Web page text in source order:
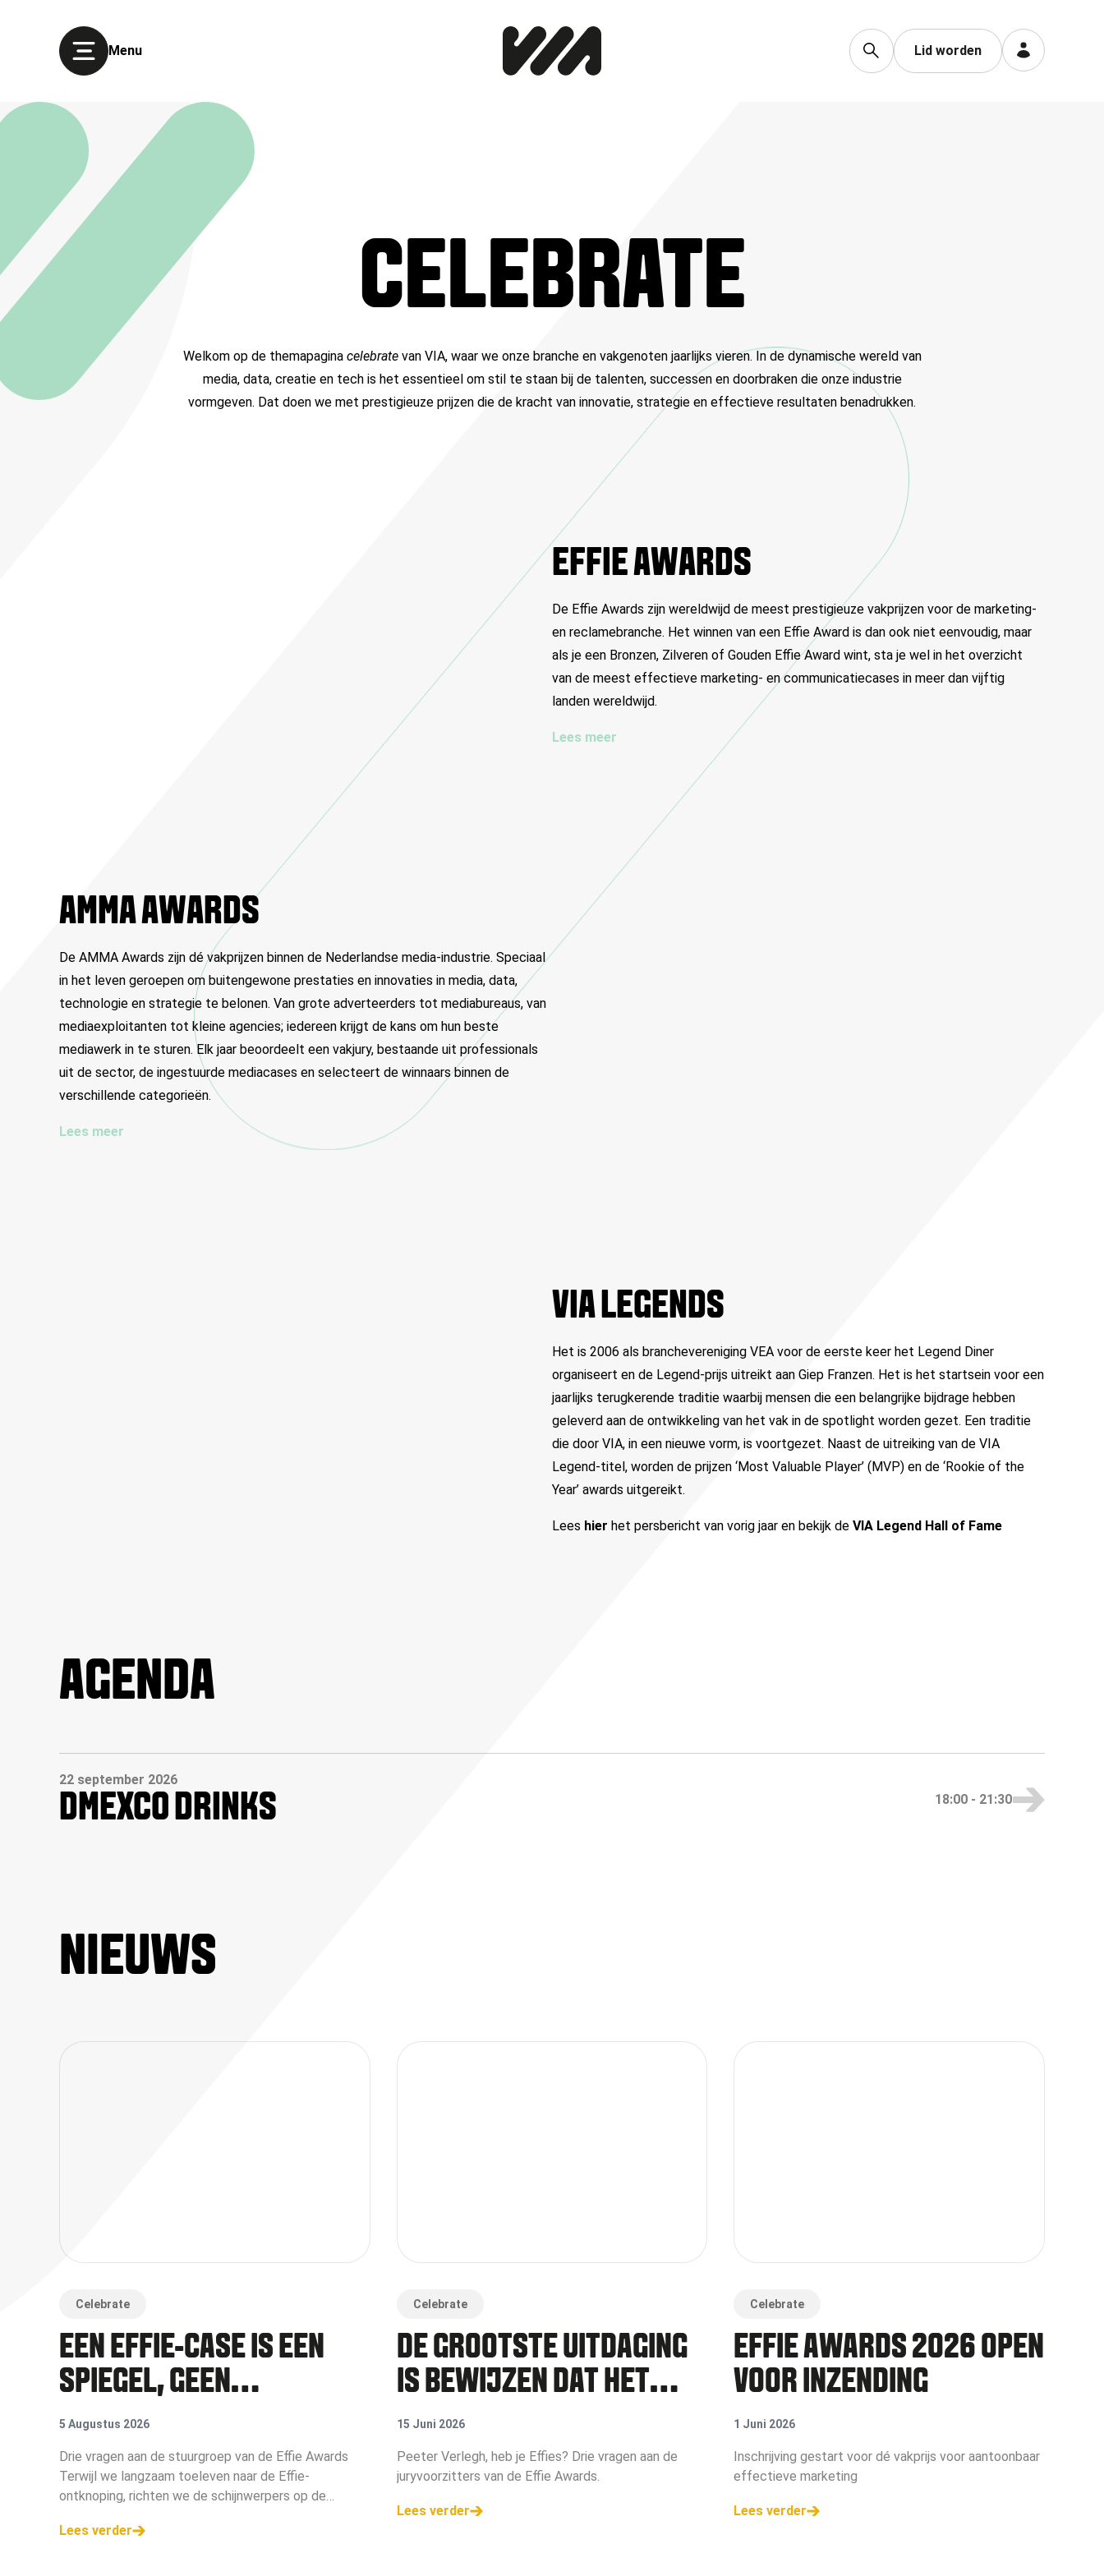
Menu Lid worden
CELEBRATE
Welkom op de themapagina celebratevan VIA, waar we onze branche en vakgenoten jaarlijks vieren. In de dynamische wereld van
media, data, creatie en tech is het essentieel om stil te staan bij de talenten, successen en doorbraken die onze industrie
vormgeven. Dat doen we met prestigieuze prijzen die de kracht van innovatie, strategie en effectieve resultaten benadrukken.
EFFIE AWARDS
De Effie Awards zijn wereldwijd de meest prestigieuze vakprijzen voor de marketing-
en reclamebranche. Het winnen van een Effie Award is dan ook niet eenvoudig, maar
als je een Bronzen, Zilveren of Gouden Effie Award wint, sta je wel in het overzicht
van de meest effectieve marketing- en communicatiecases in meer dan vijftig
landen wereldwijd.
Lees meer
AMMA AWARDS
De AMMA Awards zijn dé vakprijzen binnen de Nederlandse media-industrie. Speciaal
in het leven geroepen om buitengewone prestaties en innovaties in media, data,
technologie en strategie te belonen. Van grote adverteerders tot mediabureaus, van
mediaexploitanten tot kleine agencies; iedereen krijgt de kans om hun beste
mediawerk in te sturen. Elk jaar beoordeelt een vakjury, bestaande uit professionals
uit de sector, de ingestuurde mediacases en selecteert de winnaars binnen de
verschillende categorieën.
Lees meer
VIA LEGENDS
Het is 2006 als branchevereniging VEA voor de eerste keer het Legend Diner
organiseert en de Legend-prijs uitreikt aan Giep Franzen. Het is het startsein voor een
jaarlijks terugkerende traditie waarbij mensen die een belangrijke bijdrage hebben
geleverd aan de ontwikkeling van het vak in de spotlight worden gezet. Een traditie
die door VIA, in een nieuwe vorm, is voortgezet. Naast de uitreiking van de VIA
Legend-titel, worden de prijzen ‘Most Valuable Player’ (MVP) en de ‘Rookie of the
Year’ awards uitgereikt.
Lees hier het persbericht van vorig jaar en bekijk de VIA Legend Hall of Fame
AGENDA
22 september 2026
DMEXCO DRINKS 18:00 - 21:30
NIEUWS
Celebrate
EEN EFFIE-CASE IS EEN
SPIEGEL, GEEN
VISITEKAARTJE
5 Augustus 2026
Drie vragen aan de stuurgroep van de Effie Awards
Terwijl we langzaam toeleven naar de Effie-
ontknoping, richten we de schijnwerpers op de
marketingprijs van Nederland. Wat is
Lees verder
Celebrate
DE GROOTSTE UITDAGING
IS BEWIJZEN DAT HET
BEHAALDE EFFECT OOK
DAADWERKELIJK AAN
JOUW CAMPAGNE TOE TE
SCHRIJVEN IS
15 Juni 2026
Peeter Verlegh, heb je Effies? Drie vragen aan de
juryvoorzitters van de Effie Awards.
Lees verder
Celebrate
EFFIE AWARDS 2026 OPEN
VOOR INZENDING
1 Juni 2026
Inschrijving gestart voor dé vakprijs voor aantoonbaar
effectieve marketing
Lees verder